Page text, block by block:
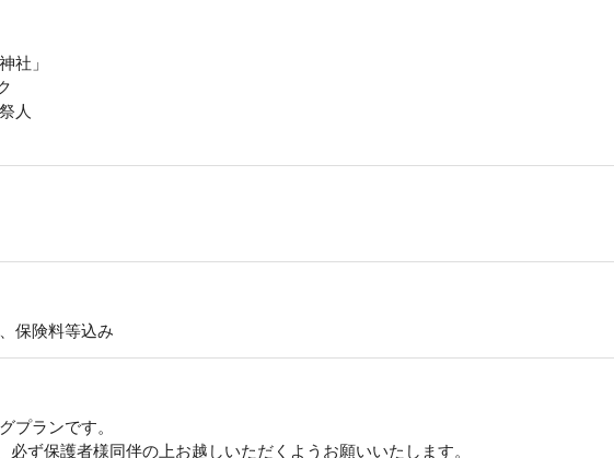
社」
人
保険料等込み
プランです。
ず保護者様同伴の上お越しいただくようお願いいたします。